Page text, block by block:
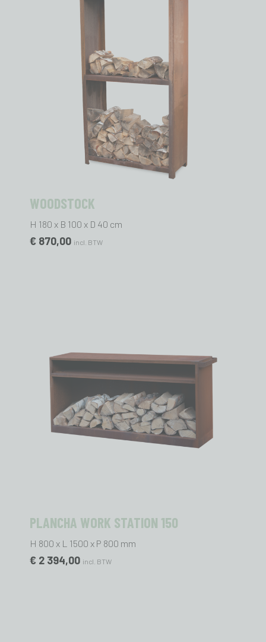
WOODSTOCK
H 180 x B 100 x D 40 cm
€ 870,00 incl. BTW
PLANCHA WORK STATION 150
H 800 x L 1500 x P 800 mm
€ 2 394,00 incl. BTW